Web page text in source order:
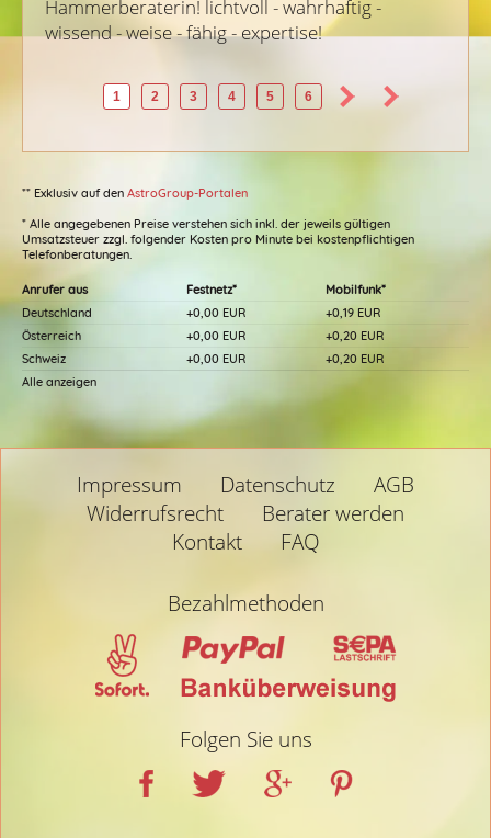
Hammerberaterin! lichtvoll - wahrhaftig -
wissend - weise - fähig - expertise!
1 2 3 4 5 6
** Exklusiv auf den AstroGroup-Portalen
* Alle angegebenen Preise verstehen sich inkl. der jeweils gültigen
Umsatzsteuer zzgl. folgender Kosten pro Minute bei kostenpflichtigen
Telefonberatungen.
Anrufer aus Festnetz*
Mobilfunk*
Deutschland
+0,00 EUR
+0,19 EUR
Österreich
+0,00 EUR
+0,20 EUR
Schweiz
+0,00 EUR
+0,20 EUR
Alle anzeigen
Impressum Datenschutz
AGB
Widerrufsrecht
Berater werden
Kontakt
FAQ
Bezahlmethoden
Folgen Sie uns